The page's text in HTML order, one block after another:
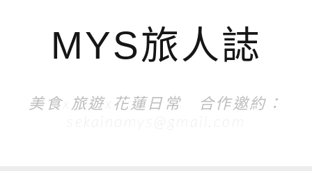
MYS旅人誌
美食x旅遊x花蓮日常 合作邀約：
sekainomys@gmail.com